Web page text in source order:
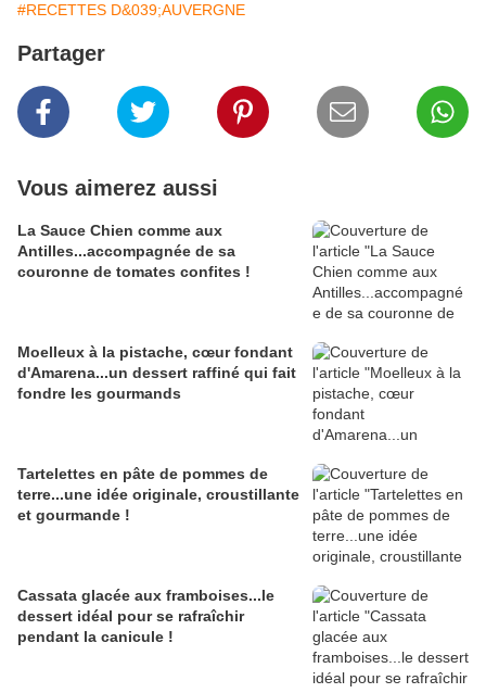
#RECETTES D&039;AUVERGNE
Partager
Vous aimerez aussi
La Sauce Chien comme aux
Antilles...accompagnée de sa
couronne de tomates confites !
Moelleux à la pistache, cœur fondant
d'Amarena...un dessert raffiné qui fait
fondre les gourmands
Tartelettes en pâte de pommes de
terre...une idée originale, croustillante
et gourmande !
Cassata glacée aux framboises...le
dessert idéal pour se rafraîchir
pendant la canicule !